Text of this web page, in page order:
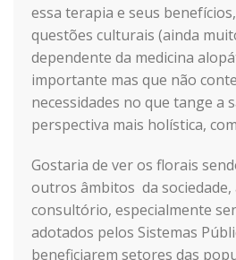
essa terapia e seus
questões culturais (ainda
dependente da medicina
importante mas que não
necessidades no que tange a
perspectiva mais holística,
Gostaria de ver os florais
outros âmbitos da sociedade,
consultório, especialmente
adotados pelos Sistemas
beneficiarem setores das